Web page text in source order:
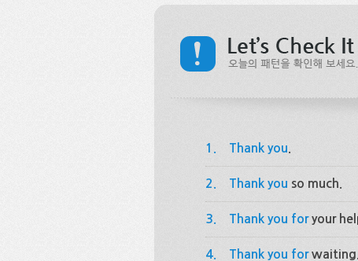
1. Thank you
2. Thank you so much.
3. Thank you foryour
4. Thank you forwaiting.